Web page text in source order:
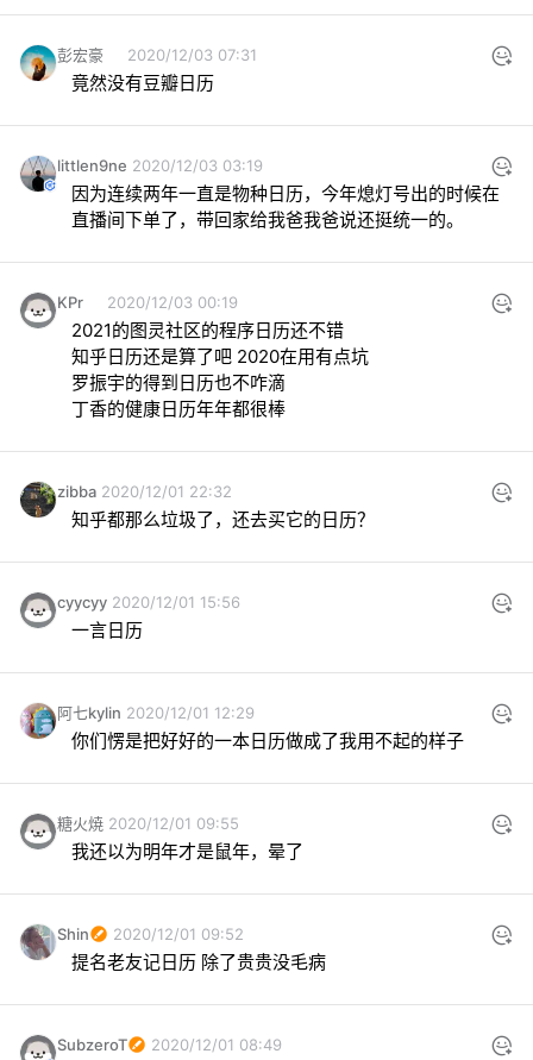
彭宏豪 2020/12/03 07:31
竟然没有豆瓣日历
littlen9ne 2020/12/03 03:19
因为连续两年一直是物种日历，今年熄灯号出的时候在
直播间下单了，带回家给我爸我爸说还挺统一的。
KPr 2020/12/03 00:19
2021的图灵社区的程序日历还不错
知乎日历还是算了吧 2020在用有点坑
罗振宇的得到日历也不咋滴
丁香的健康日历年年都很棒
zibba 2020/12/01 22:32
知乎都那么垃圾了，还去买它的日历？
cyycyy 2020/12/01 15:56
一言日历
阿七kylin 2020/12/01 12:29
你们愣是把好好的一本日历做成了我用不起的样子
糖火焼 2020/12/01 09:55
我还以为明年才是鼠年，晕了
Shin 2020/12/01 09:52
提名老友记日历 除了贵贵没毛病
SubzeroT 2020/12/01 08:49